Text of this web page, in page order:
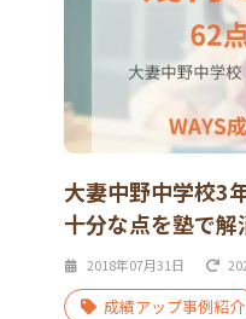
大妻中野中学校3
十分な点を塾で
2018年07月31日
成績アップ事例紹介